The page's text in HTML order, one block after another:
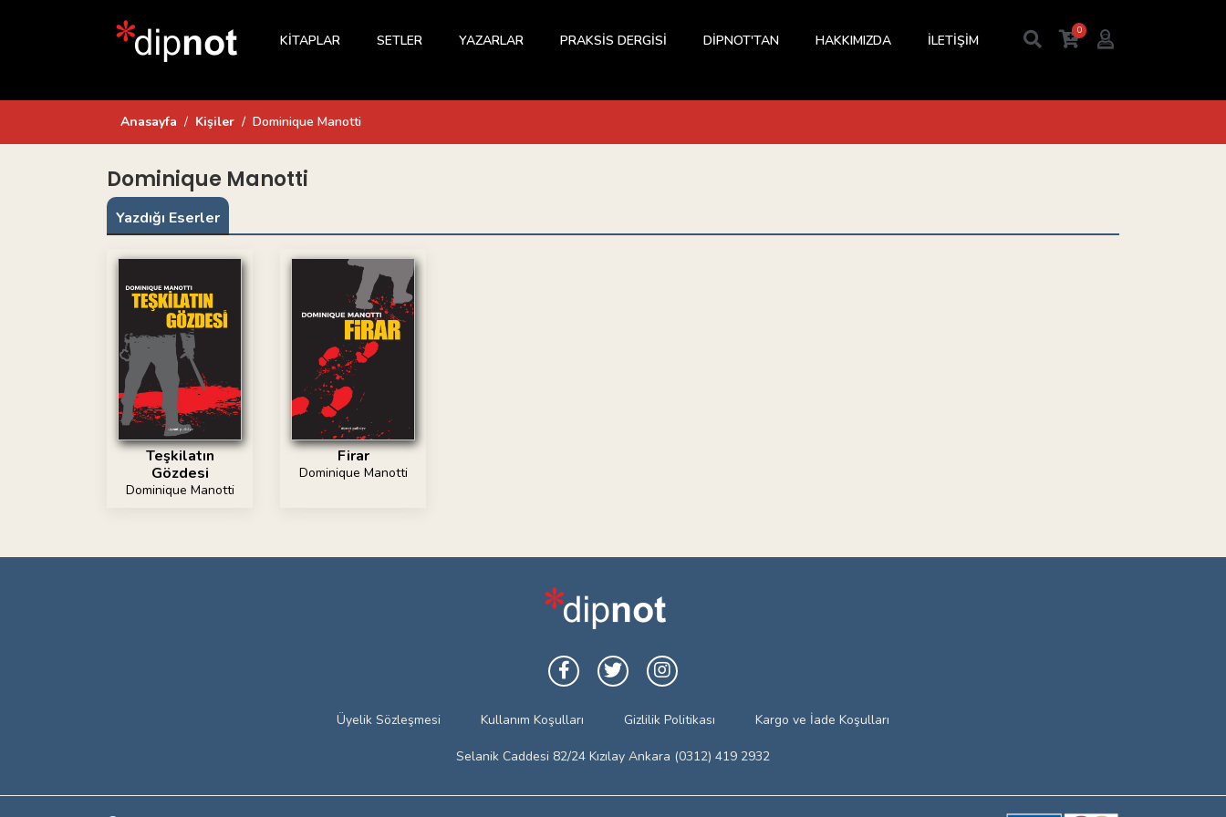
KİTAPLAR SETLER YAZARLAR PRAKSİS DERGİSİ DİPNOT'TAN HAKKIMIZDA İLETİŞİM
0
Anasayfa Kişiler Dominique Manotti
Dominique Manotti
Yazdığı Eserler
Teşkilatın
Gözdesi
Dominique Manotti
Firar
Dominique Manotti
Üyelik Sözleşmesi Kullanım Koşulları Gizlilik Politikası Kargo ve İade Koşulları
Selanik Caddesi 82/24 Kızılay Ankara (0312) 419 2932